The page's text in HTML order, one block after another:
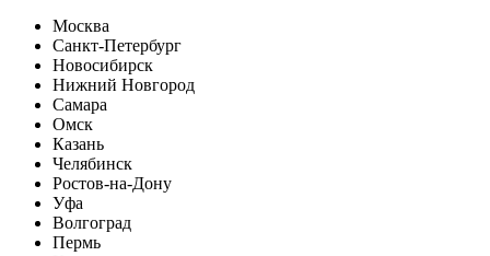
Москва
Санкт-Петербург
Новосибирск
Нижний Новгород
Самара
Омск
Казань
Челябинск
Ростов-на-Дону
Уфа
Волгоград
Пермь